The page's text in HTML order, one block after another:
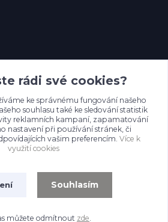
rádi své cookies?
ke správnému fungování našeho
souhlasu také ke sledování statistik
reklamních kampaní, zapamatování
nastavení při používání stránek, či
vašim preferencím. Více k
využití cookies
Souhlasím
můžete odmítnout zde